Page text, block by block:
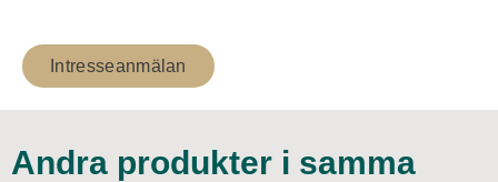
Intresseanmälan
Andra produkter i samma